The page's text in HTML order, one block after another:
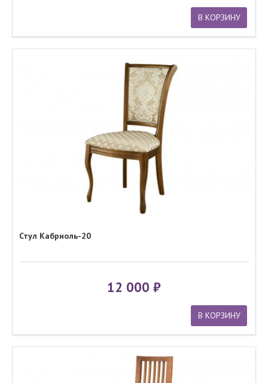
В КОРЗИНУ
Стул Кабриоль-20
12 000
В КОРЗИНУ